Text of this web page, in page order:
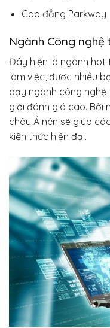
Cao đẳng Parkway
Ngành Công
Đây hiện là ngành hot
làm việc, được nhiều
dạy ngành công
giới đánh giá cao. Bởi
châu Á nên sẽ giúp
kiến thức hiện đại.